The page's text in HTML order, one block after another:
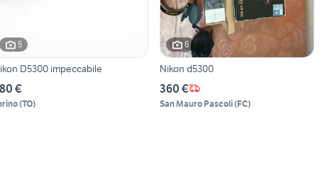
5
D5300 impeccabile
€
(TO)
6
Nikon d5300
360 €
San Mauro Pascoli(FC)